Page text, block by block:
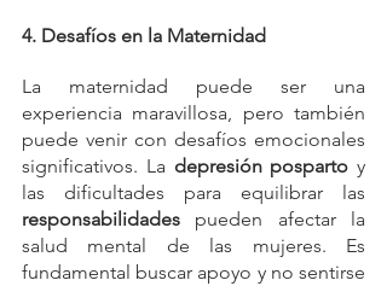
4. Desafíos en la Maternidad
La maternidad puede ser una
experiencia maravillosa, pero también
puede venir con desafíos emocionales
significativos. La depresión posparto y
responsabilidades pueden afectar la
salud mental de las mujeres. Es
fundamental buscar apoyo y no sentirse